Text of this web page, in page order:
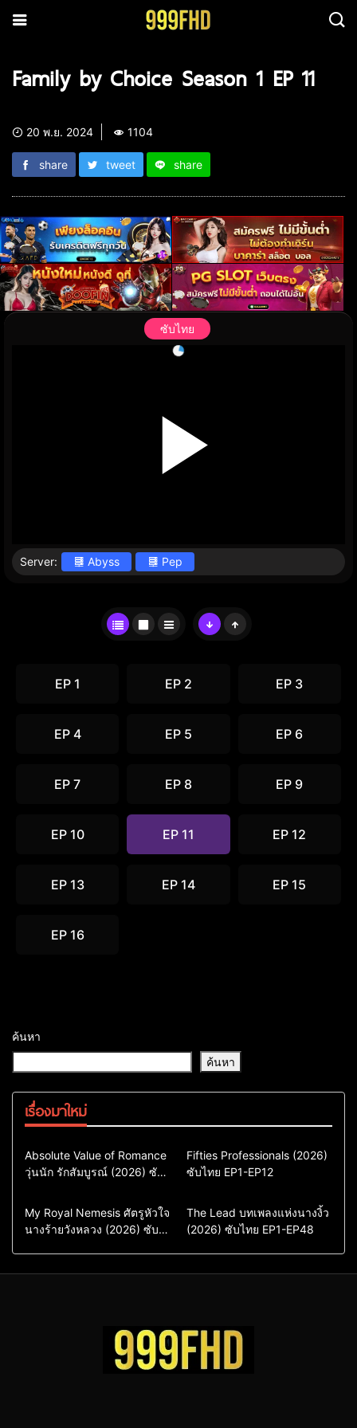
Family by Choice Season 1 EP 11
20 พ.ย. 2024 1104
share tweet share
ซับไทย
Server: Abyss Pep
EP 1 EP 2 EP 3
EP 4 EP 5 EP 6
EP 7 EP 8 EP 9
EP 10 EP 11 EP 12
EP 13 EP 14 EP 15
EP 16
ค้นหา
ค้นหา
เรื่องมาใหม่
Comedy
Drama
ซีรี่ย์เกาหลี
ซีรี่ย์เกาหลีพากย์ไทย
Absolute Value of Romance
วุ่นนัก รักสัมบูรณ์ (2026) ซับ
Action & Adventure
Comedy
Drama
ซีรี่ย์เกาหลีซับไทย
Fifties Professionals (2026)
ซับไทย EP1-EP12
Comedy
Drama
Sci-Fi & Fantasy
My Royal Nemesis ศัตรูหัวใจ
นางร้ายวังหลวง (2026) ซับ
Drama
ซีรี่ย์จีน
ซีรี่ย์จีนซับไทย
The Lead บทเพลงแห่งนางงิ้ว
(2026) ซับไทย EP1-EP48